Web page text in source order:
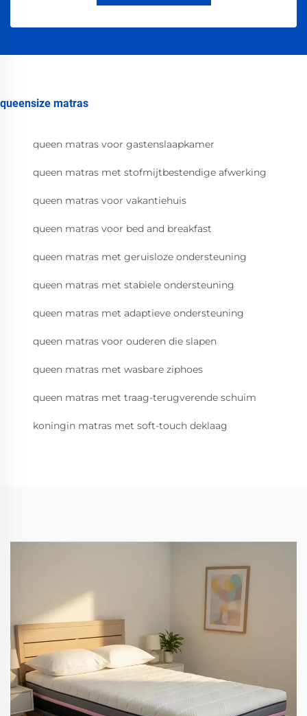
queensize matras
queen matras voor gastenslaapkamer
queen matras met stofmijtbestendige afwerking
queen matras voor vakantiehuis
queen matras voor bed and breakfast
queen matras met geruisloze ondersteuning
queen matras met stabiele ondersteuning
queen matras met adaptieve ondersteuning
queen matras voor ouderen die slapen
queen matras met wasbare ziphoes
queen matras met traag-terugverende schuim
koningin matras met soft-touch deklaag